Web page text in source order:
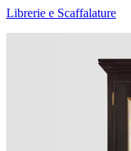
Librerie e Scaffalature